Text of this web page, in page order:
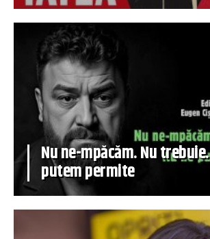
Nu ne-mpăcăm. Nu
putem permite